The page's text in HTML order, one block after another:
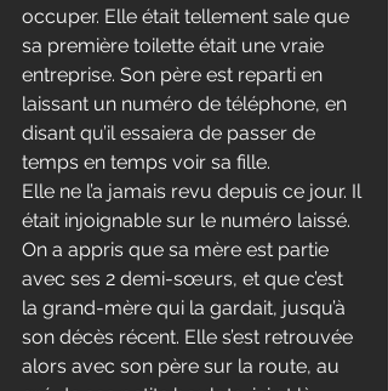
occuper. Elle était tellement sale que
sa première toilette était une vraie
entreprise. Son père est reparti en
laissant un numéro de téléphone, en
disant qu’il essaiera de passer de
temps en temps voir sa fille.
Elle ne l’a jamais revu depuis ce jour. Il
était injoignable sur le numéro laissé.
On a appris que sa mère est partie
avec ses 2 demi-sœurs, et que c’est
la grand-mère qui la gardait, jusqu’à
son décès récent. Elle s’est retrouvée
alors avec son père sur la route, au